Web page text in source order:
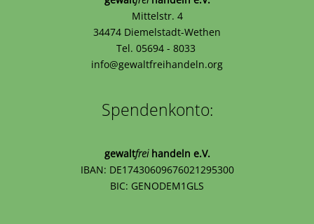
Mittelstr. 4
34474 Diemelstadt-Wethen
Tel. 05694 - 8033
info@gewaltfreihandeln.org
Spendenkonto:
gewaltfreihandeln e.V.
IBAN: DE17430609676021295300
BIC: GENODEM1GLS